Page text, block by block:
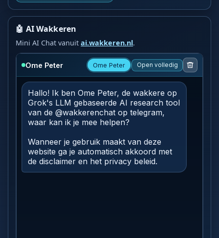
🤖 AI Wakkeren
Mini AI Chat vanuitai.wakkeren.nl.